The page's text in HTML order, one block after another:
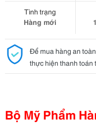
Tình trạng
Hàng mới
Để mua hàng an
thực hiện thanh
Bộ Mỹ Phẩm